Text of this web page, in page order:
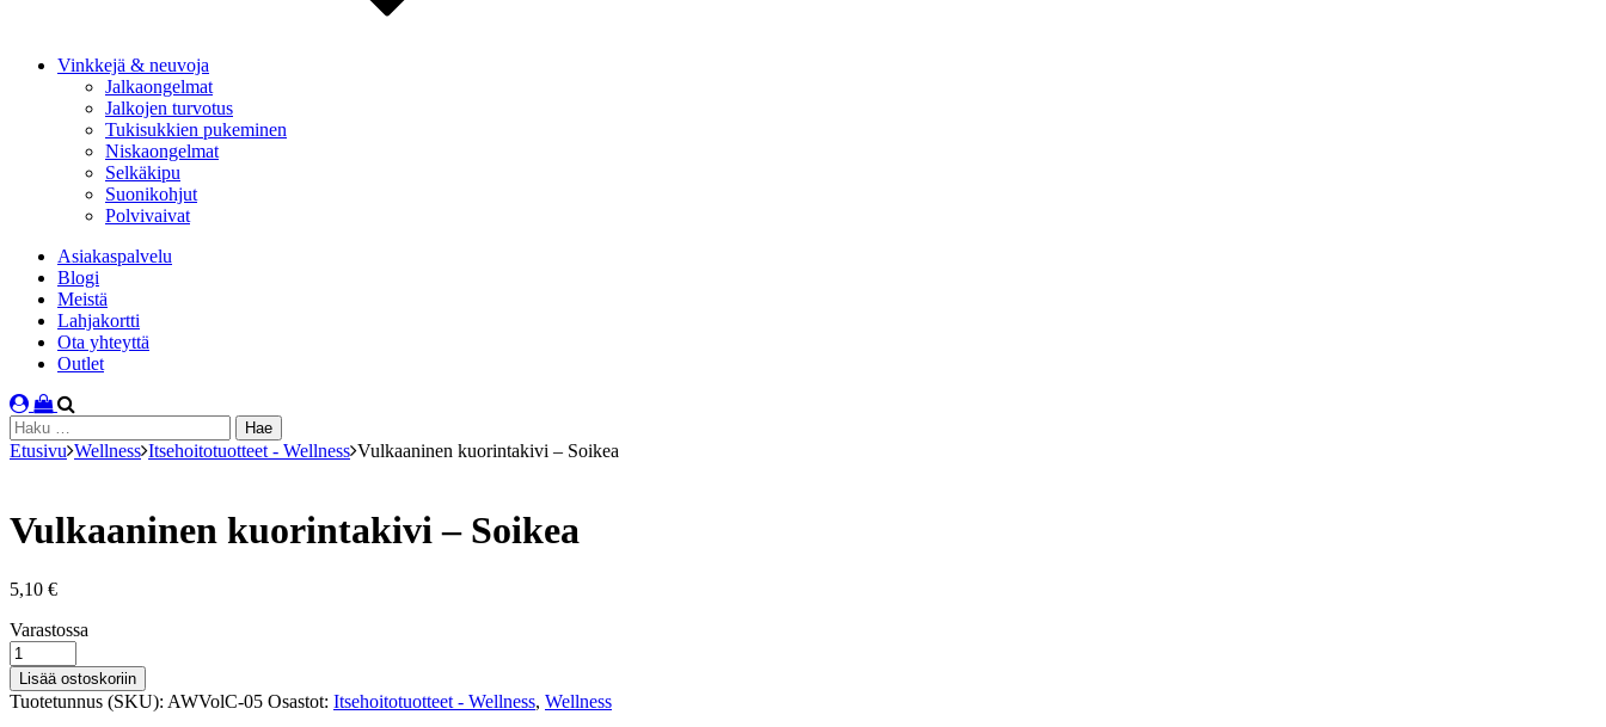
Vinkkejä & neuvoja
Jalkaongelmat
Jalkojen turvotus
Tukisukkien pukeminen
Niskaongelmat
Selkäkipu
Suonikohjut
Polvivaivat
Asiakaspalvelu
Blogi
Meistä
Lahjakortti
Ota yhteyttä
Outlet
Haku:
Etusivu Wellness Itsehoitotuotteet - Wellness Vulkaaninen kuorintakivi – Soikea
Vulkaaninen kuorintakivi – Soikea
5,10 €
Varastosaldo
Varastossa
Vulkaaninen
kuorintakivi
–
Soikea
Lisää ostoskoriin
Tuotetunnus (SKU): AWVolC-05 Osastot: Itsehoitotuotteet - Wellness, Wellness